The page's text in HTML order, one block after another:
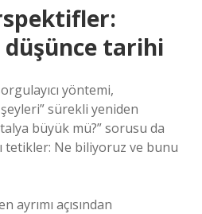
tarihi
yöntemi,
şeyleri” sürekli yeniden
büyük mü?” sorusu da
tetikler: Ne biliyoruz ve bunu
ayrımı açısından